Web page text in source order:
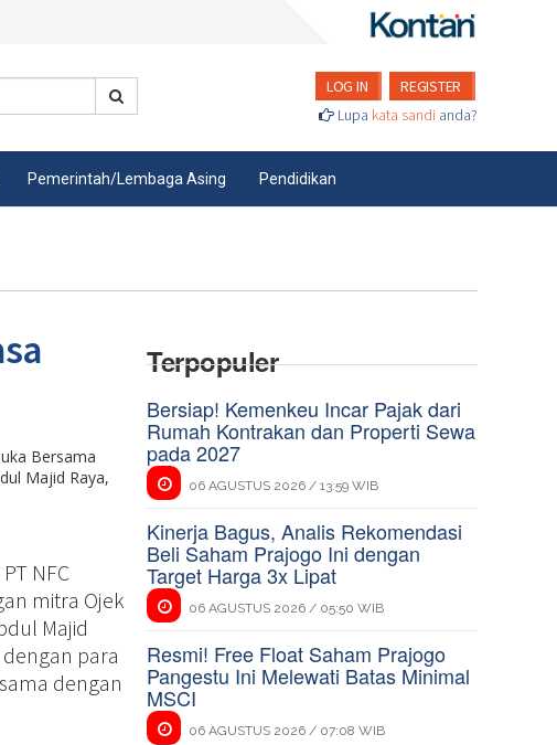
LOG IN
REGISTER
Lupa kata sandi anda?
Pemerintah/Lembaga Asing Pendidikan
Bersama
Majid Raya,
NFC
mitra Ojek
Majid
para
dengan
Terpopuler
Bersiap! Kemenkeu Incar Pajak dari
Rumah Kontrakan dan Properti Sewa
pada 2027
06 AGUSTUS 2026 / 13:59 WIB
Kinerja Bagus, Analis Rekomendasi
Beli Saham Prajogo Ini dengan
Target Harga 3x Lipat
06 AGUSTUS 2026 / 05:50 WIB
Resmi! Free Float Saham Prajogo
Pangestu Ini Melewati Batas Minimal
MSCI
06 AGUSTUS 2026 / 07:08 WIB